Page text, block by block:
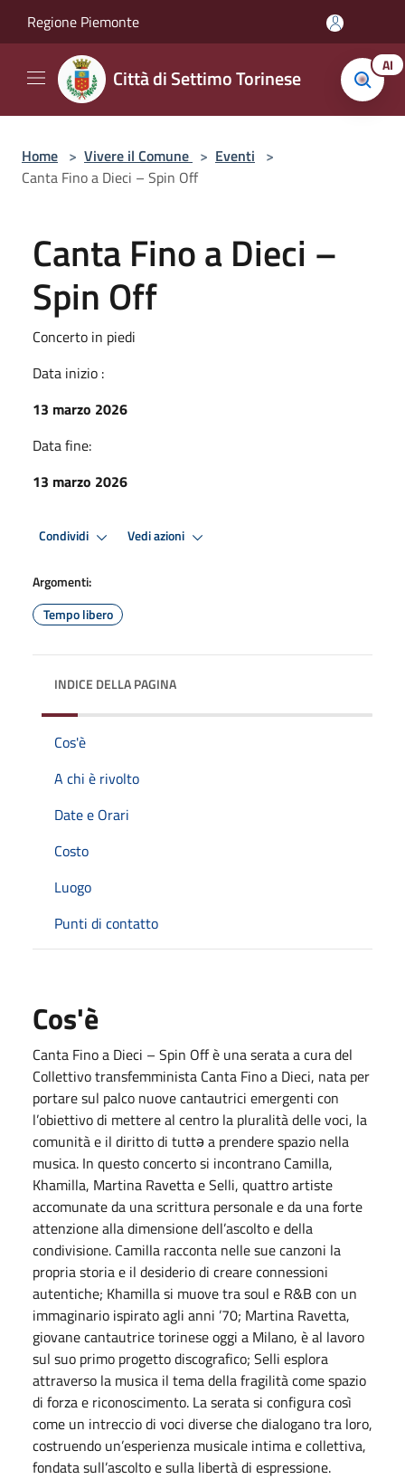
Regione Piemonte
Città di Settimo Torinese AI
Home > Vivere il Comune > Eventi >
Canta Fino a Dieci – Spin Off
Canta Fino a Dieci –
Spin Off
Concerto in piedi
Data inizio :
13 marzo 2026
Data fine:
13 marzo 2026
Condividi Vedi azioni
Argomenti:
Tempo libero
INDICE DELLA PAGINA
Cos'è
A chi è rivolto
Date e Orari
Costo
Luogo
Punti di contatto
Cos'è
Canta Fino a Dieci – Spin Off è una serata a cura del
Collettivo transfemminista Canta Fino a Dieci, nata per
portare sul palco nuove cantautrici emergenti con
l’obiettivo di mettere al centro la pluralità delle voci, la
comunità e il diritto di tuttə a prendere spazio nella
musica. In questo concerto si incontrano Camilla,
Khamilla, Martina Ravetta e Selli, quattro artiste
accomunate da una scrittura personale e da una forte
attenzione alla dimensione dell’ascolto e della
condivisione. Camilla racconta nelle sue canzoni la
propria storia e il desiderio di creare connessioni
autentiche; Khamilla si muove tra soul e R&B con un
immaginario ispirato agli anni ’70; Martina Ravetta,
giovane cantautrice torinese oggi a Milano, è al lavoro
sul suo primo progetto discografico; Selli esplora
attraverso la musica il tema della fragilità come spazio
di forza e riconoscimento. La serata si configura così
come un intreccio di voci diverse che dialogano tra loro,
costruendo un’esperienza musicale intima e collettiva,
fondata sull’ascolto e sulla libertà di espressione.